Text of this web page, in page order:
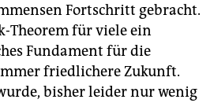
Fortschritt gebracht.
Theorem für viele ein
Fundament für die
friedlichere Zukunft.
bisher leider nur wenig